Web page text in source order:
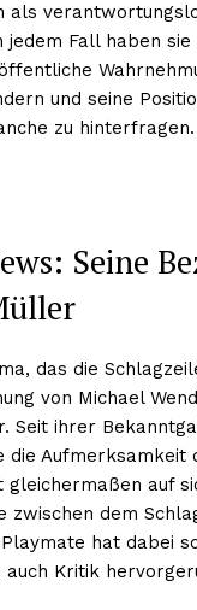
als
Fall haben sie
und seine
zu hinterfragen.
Seine
das die
von Michael
Seit ihrer
die Aufmerksamkeit
auf
zwischen dem
hat dabei
auch Kritik